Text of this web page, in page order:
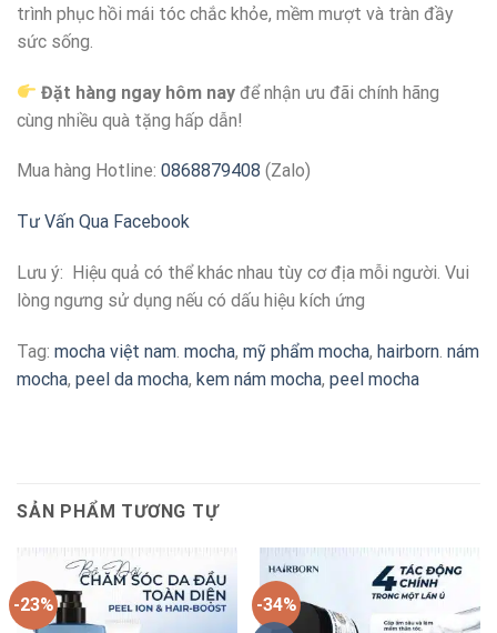
trình phục hồi mái tóc chắc khỏe, mềm mượt và tràn đầy
sức sống.
Đặt hàng ngay hôm nay để nhận ưu đãi chính hãng
cùng nhiều quà tặng hấp dẫn!
Mua hàng Hotline: 0868879408 (Zalo)
Tư Vấn Qua Facebook
Lưu ý: Hiệu quả có thể khác nhau tùy cơ địa mỗi người. Vui
lòng ngưng sử dụng nếu có dấu hiệu kích ứng
Tag: mocha việt nam mocha, mỹ phẩm mocha, hairborn nám
mocha, peel da mocha, kem nám mocha, peel mocha
SẢN PHẨM TƯƠNG TỰ
-23% -34%